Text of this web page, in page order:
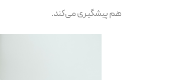
هم پیشگیری می‌کند.